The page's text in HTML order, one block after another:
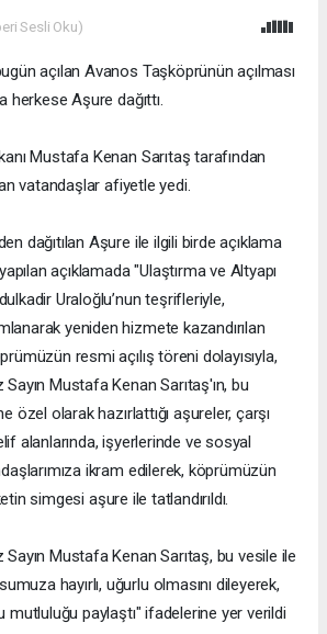
Sesli Oku)
açılan Avanos Taşköprünün açılması
herkese Aşure dağıttı.
Mustafa Kenan Sarıtaş tarafından
vatandaşlar afiyetle yedi.
dağıtılan Aşure ile ilgili birde açıklama
açıklamada "Ulaştırma ve Altyapı
Uraloğlu’nun teşrifleriyle,
yeniden hizmete kazandırılan
resmi açılış töreni dolayısıyla,
Sayın Mustafa Kenan Sarıtaş'ın, bu
özel olarak hazırlattığı aşureler, çarşı
alanlarında, işyerlerinde ve sosyal
ikram edilerek, köprümüzün
simgesi aşure ile tatlandırıldı.
Sayın Mustafa Kenan Sarıtaş, bu vesile ile
hayırlı, uğurlu olmasını dileyerek,
mutluluğu paylaştı" ifadelerine yer verildi